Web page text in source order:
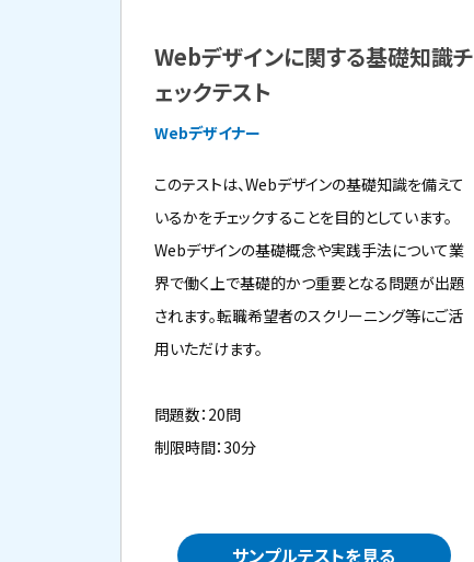
Webデザインに関する基礎知識チ
ェックテスト
Webデザイナー
このテストは、Webデザインの基礎知識を備えて
いるかをチェックすることを目的としています。
Webデザインの基礎概念や実践手法について業
界で働く上で基礎的かつ重要となる問題が出題
されます。転職希望者のスクリーニング等にご活
用いただけます。
問題数：20問
制限時間：30分
サンプルテストを見る